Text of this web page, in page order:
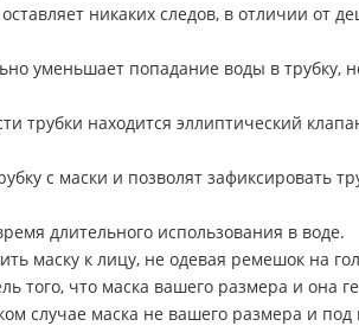
никаких следов, в отличии от
уменьшает попадание воды в трубку,
трубки находится эллиптический
с маски и позволят зафиксировать
длительного использования в воде.
маску к лицу, не одевая ремешок на
того, что маска вашего размера и она
случае маска не вашего размера и под